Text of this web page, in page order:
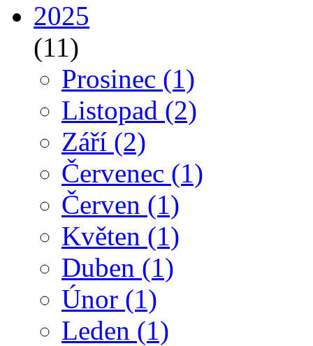
2025
(11)
Prosinec (1)
Listopad (2)
Září (2)
Červenec (1)
Červen (1)
Květen (1)
Duben (1)
Únor (1)
Leden (1)